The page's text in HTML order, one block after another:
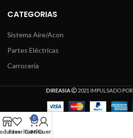
CATEGORIAS
Sistema Aire/Acon
Partes Eléctricas
Carrocería
DIREASIA 2021 IMPULSADO POR
Favoritos
0
Carrito
Mi Cuenta